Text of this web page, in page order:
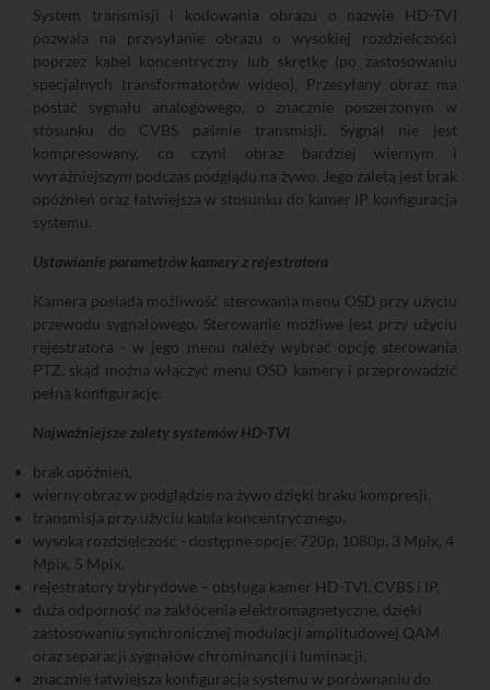
System transmisji i kodowania obrazu o nazwie HD-TVI
pozwala na przysyłanie obrazu o wysokiej rozdzielczości
poprzez kabel koncentryczny lub skrętkę (po zastosowaniu
specjalnych transformatorów wideo). Przesyłany obraz ma
postać sygnału analogowego, o znacznie poszerzonym w
stosunku do CVBS paśmie transmisji. Sygnał nie jest
kompresowany, co czyni obraz bardziej wiernym i
wyraźniejszym podczas podglądu na żywo. Jego zaletą jest brak
opóźnień oraz łatwiejsza w stosunku do kamer IP konfiguracja
systemu.
Ustawianie parametrów kamery z rejestratora
Kamera posiada możliwość sterowania menu OSD przy użyciu
przewodu sygnałowego. Sterowanie możliwe jest przy użyciu
rejestratora - w jego menu należy wybrać opcję sterowania
PTZ, skąd można włączyć menu OSD kamery i przeprowadzić
pełną konfigurację.
Najważniejsze zalety systemów HD-TVI
brak opóźnień,
wierny obraz w podglądzie na żywo dzięki braku kompresji,
transmisja przy użyciu kabla koncentrycznego,
wysoka rozdzielczość - dostępne opcje: 720p, 1080p, 3 Mpix, 4
Mpix, 5 Mpix,
rejestratory trybrydowe – obsługa kamer HD-TVI, CVBS i IP,
duża odporność na zakłócenia elektromagnetyczne, dzięki
zastosowaniu synchronicznej modulacji amplitudowej QAM
oraz separacji sygnałów chrominancji i luminacji,
znacznie łatwiejsza konfiguracja systemu w porównaniu do